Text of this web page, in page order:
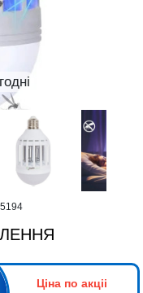
Ціна по акціі